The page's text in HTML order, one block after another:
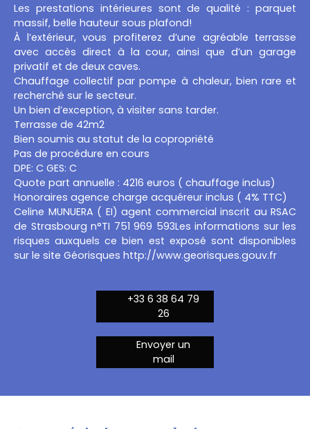
Les prestations intérieures sont de qualité : parquet
massif, belle hauteur sous plafond!
À l’extérieur, vous profiterez d’une agréable terrasse
avec accès direct à la cour, ainsi que d’un garage
privatif et de deux caves.
Chauffage collectif par pompe à chaleur, bien rare et
recherché sur le secteur.
Un bien d’exception, à visiter sans tarder.
Terrasse de 42m2
Bien soumis au statut de la copropriété
Pas de procédure en cours
DPE: C GES: C
Quote part annuelle : 4216 euros ( chauffage inclus)
Honoraires agence charge acquéreur inclus ( 4% TTC)
Celine MUNUERA ( EI) agent commercial inscrit au RSAC
de Strasbourg n°TI 751 969 593Les informations sur les
risques auxquels ce bien est exposé sont disponibles
sur le site Géorisques http://www.georisques.gouv.fr
+33 6 38 64 79
26
Envoyer un
mail